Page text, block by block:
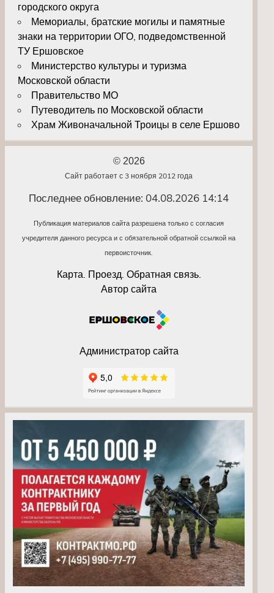
городского округа
Мемориалы, братские могилы и памятные
знаки на территории ОГО, подведомственной
ТУ Ершовское
Министерство культуры и туризма
Московской области
Правительство МО
Путеводитель по Московской области
Храм Живоначальной Троицы в селе Ершово
© 2026
Сайт работает с 3 ноября 2012 года
Последнее обновление: 04.08.2026 14:14
Публикация материалов сайта разрешена только с согласия
учредителя данного ресурса и с обязательной обратной ссылкой на
первоисточник.
Карта. Проезд. Обратная связь.
Автор сайта
Администратор сайта